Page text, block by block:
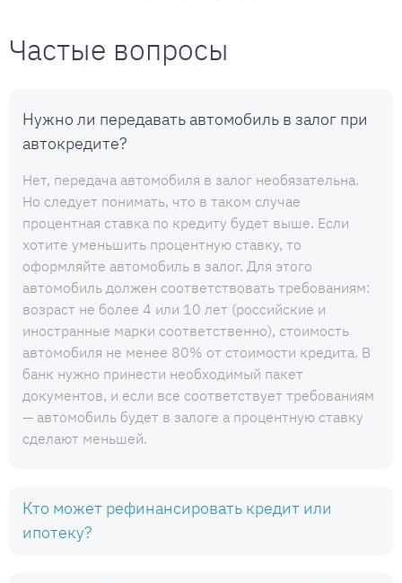
Частые вопросы
Нужно ли передавать автомобиль в залог при
автокредите?
Нет, передача автомобиля в залог необязательна.
Но следует понимать, что в таком случае
процентная ставка по кредиту будет выше. Если
хотите уменьшить процентную ставку, то
оформляйте автомобиль в залог. Для этого
автомобиль должен соответствовать требованиям:
возраст не более 4 или 10 лет (российские и
иностранные марки соответственно), стоимость
автомобиля не менее 80% от стоимости кредита. В
банк нужно принести необходимый пакет
документов, и если все соответствует требованиям
— автомобиль будет в залоге а процентную ставку
сделают меньшей.
Кто может рефинансировать кредит или
ипотеку?